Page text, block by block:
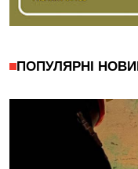
ПОПУЛЯРНІ